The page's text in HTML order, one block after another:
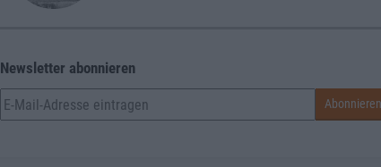
Newsletter abonnieren